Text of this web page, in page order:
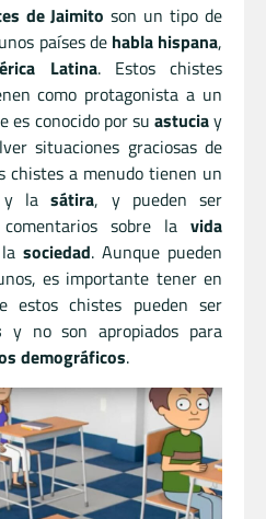
de Jaimito son un tipo de
países de habla hispana,
Latina. Estos chistes
como protagonista a un
es conocido por su astuciay
situaciones graciosas de
chistes a menudo tienen un
lasátira, y pueden ser
sobre la vida
sociedad. Aunque pueden
es importante tener en
estos chistes pueden ser
y no son apropiados para
demográficos.